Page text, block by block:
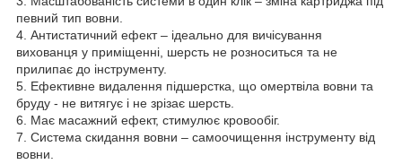
певний тип вовни.
4. Антистатичний ефект – ідеально для вичісування
вихованця у приміщенні, шерсть не розноситься та не
прилипає до інструменту.
5. Ефективне видалення підшерстка, що омертвіла вовни та
бруду - не витягує і не зрізає шерсть.
6. Має масажний ефект, стимулює кровообіг.
7. Система скидання вовни – самоочищення інструменту від
вовни.